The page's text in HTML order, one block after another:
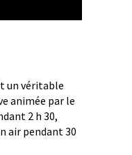
un véritable
animée par le
2 h 30,
air pendant 30